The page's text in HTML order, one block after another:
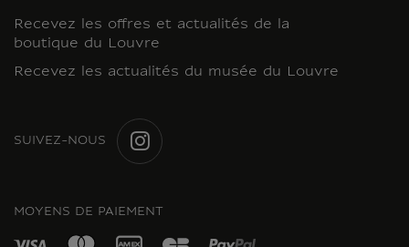
Recevez les offres et actualités de la
boutique du Louvre
Recevez les actualités du musée du Louvre
SUIVEZ-NOUS
MOYENS DE PAIEMENT